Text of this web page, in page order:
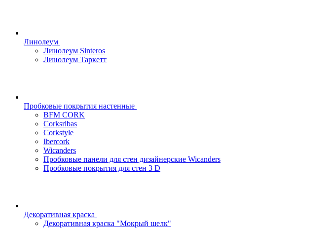
Линолеум
Линолеум Sinteros
Линолеум Таркетт
Пробковые покрытия настенные
BFM CORK
Corksribas
Corkstyle
Ibercork
Wicanders
Пробковые панели для стен дизайнерские Wicanders
Пробковые покрытия для стен 3 D
Декоративная краска
Декоративная краска "Мокрый шелк"